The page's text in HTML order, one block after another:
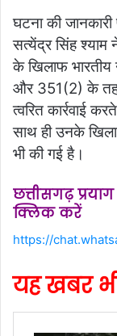
घटना की
सत्येंद्र सिंह श्याम
के खिलाफ भारतीय
और 351(2) के
त्वरित कार्रवाई
साथ ही उनके
भी की गई है।
छत्तीसगढ़
क्लिक करें
https://
यह खबर